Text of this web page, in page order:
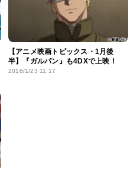
【アニメ映画トピックス・1月後
半】『ガルパン』も4DXで上映！
2016/1/23 11:17